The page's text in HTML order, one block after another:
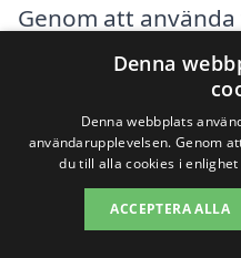
Genom att
enkelt få in flera
utför
Vi hjälper dig att
alternativen för att
Sävja och
Denna
Denna webbplats
användarupplevelsen. Genom
du till alla cookies i
ACCEPTERA ALLA